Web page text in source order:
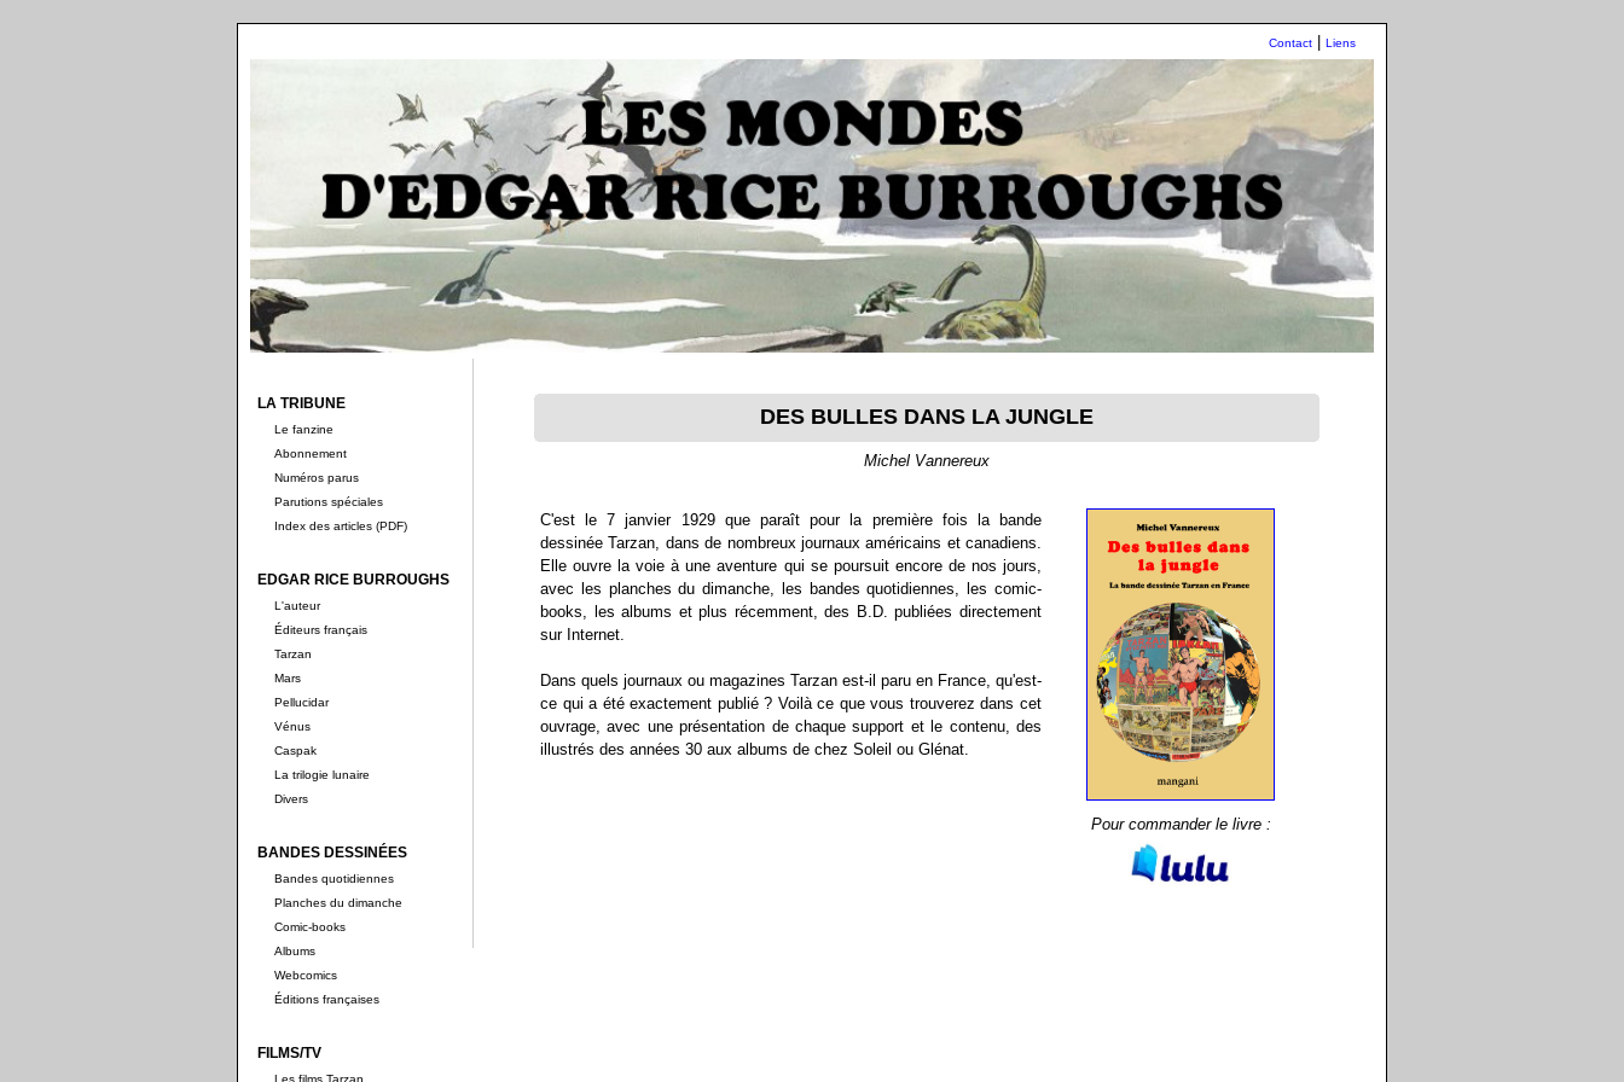
Contact Liens
LA TRIBUNE
Le fanzine
Abonnement
Numéros parus
Parutions spéciales
Index des articles (PDF)
EDGAR RICE BURROUGHS
L'auteur
Éditeurs français
Tarzan
Mars
Pellucidar
Vénus
Caspak
La trilogie lunaire
Divers
BANDES DESSINÉES
Bandes quotidiennes
Planches du dimanche
Comic-books
Albums
Webcomics
Éditions françaises
FILMS/TV
Les films Tarzan
DES BULLES DANS LA JUNGLE
Michel Vannereux
C'est le 7 janvier 1929 que paraît pour la première fois la bande
dessinée Tarzan, dans de nombreux journaux américains et canadiens.
Elle ouvre la voie à une aventure qui se poursuit encore de nos jours,
avec les planches du dimanche, les bandes quotidiennes, les comic-
books, les albums et plus récemment, des B.D. publiées directement
sur Internet.
Dans quels journaux ou magazines Tarzan est-il paru en France, qu'est-
ce qui a été exactement publié ? Voilà ce que vous trouverez dans cet
ouvrage, avec une présentation de chaque support et le contenu, des
illustrés des années 30 aux albums de chez Soleil ou Glénat.
Pour commander le livre :